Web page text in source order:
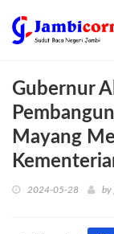
Gubernur
Mayang
2024-05-28 by